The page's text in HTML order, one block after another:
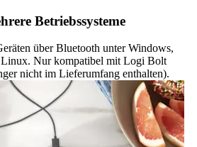
Betriebssysteme
über Bluetooth unter Windows,
Linux. Nur kompatibel mit Logi Bolt
nicht im Lieferumfang enthalten).